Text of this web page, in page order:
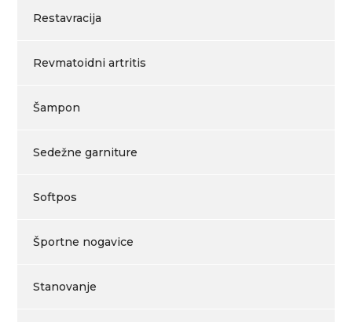
Restavracija
Revmatoidni artritis
Šampon
Sedežne garniture
Softpos
Športne nogavice
Stanovanje